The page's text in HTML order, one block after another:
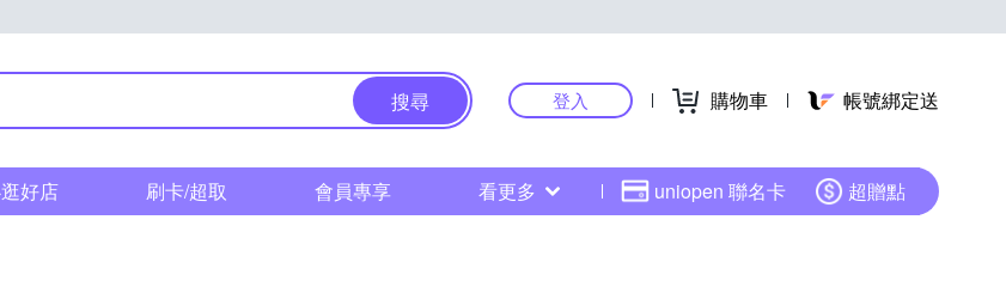
搜尋 登入 購物車 帳號綁定送
好店 刷卡/超取 會員專享 看更多 uniopen 聯名卡 超贈點